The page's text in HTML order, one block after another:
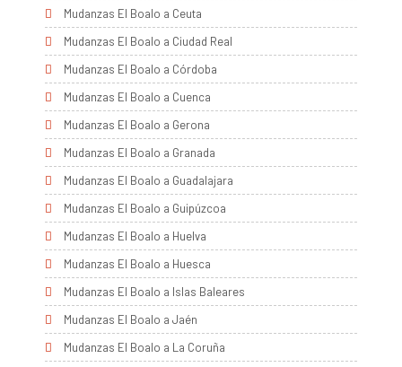
Mudanzas El Boalo a Ceuta
Mudanzas El Boalo a Ciudad Real
Mudanzas El Boalo a Córdoba
Mudanzas El Boalo a Cuenca
Mudanzas El Boalo a Gerona
Mudanzas El Boalo a Granada
Mudanzas El Boalo a Guadalajara
Mudanzas El Boalo a Guipúzcoa
Mudanzas El Boalo a Huelva
Mudanzas El Boalo a Huesca
Mudanzas El Boalo a Islas Baleares
Mudanzas El Boalo a Jaén
Mudanzas El Boalo a La Coruña